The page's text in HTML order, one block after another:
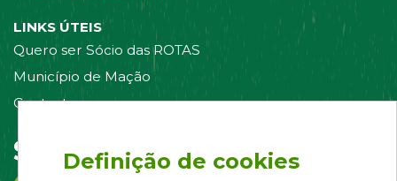
LINKS ÚTEIS
Quero ser Sócio das ROTAS
Município de Mação
Contacte-nos
Siga-nos em:
Definição de cookies